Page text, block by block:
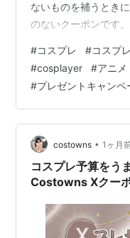
ないものを補うとき
のないクーポンです
たる抽選を行います
次のとおりです。 抽
品：3,000円OFFクー
額：なし 応募方法は
ォロー 対象投稿をい
#コスプレ #コスプ
#cosplayer #アニメ
#プレゼントキャンペ
costowns • 1ヶ月
コスプレ予算をう
Costowns Xクー